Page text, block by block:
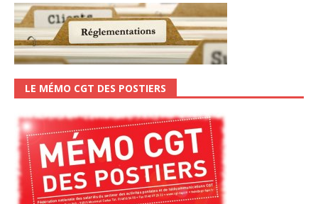
LE MÉMO CGT DES POSTIERS